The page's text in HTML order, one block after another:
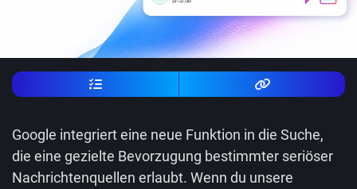
Google integriert eine neue Funktion in die Suche,
die eine gezielte Bevorzugung bestimmter seriöser
Nachrichtenquellen erlaubt. Wenn du unsere